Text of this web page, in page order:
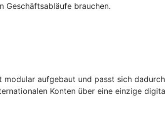
Geschäftsabläufe brauchen.
aufgebaut und passt sich
Konten über eine einzige